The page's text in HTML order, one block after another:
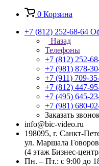
0 Корзина
+7 (812) 252-68-64
Назад
Телефоны
+7 (812) 252-
+7 (981) 878-
+7 (911) 709-
+7 (812) 447-
+7 (495) 645-
+7 (981) 680-
Заказать
info@bic-video.ru
198095, г. Санкт-
ул. Маршала
(4 этаж Бизнес-
Пн. – Пт.: с 9:00 до